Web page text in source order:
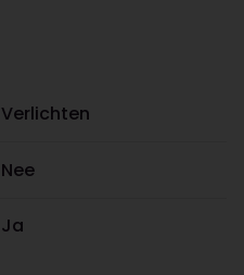
Verlichten
Nee
Ja